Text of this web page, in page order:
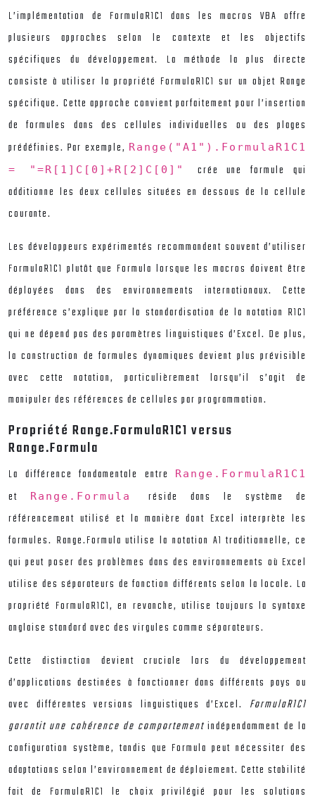
L’implémentation de FormulaR1C1 dans les macros VBA offre
plusieurs approches selon le contexte et les objectifs
spécifiques du développement. La méthode la plus directe
consiste à utiliser la propriété FormulaR1C1 sur un objet Range
spécifique. Cette approche convient parfaitement pour l’insertion
de formules dans des cellules individuelles ou des plages
prédéfinies. Par exemple, Range("A1").FormulaR1C1
= "=R[1]C[0]+R[2]C[0]" crée une formule qui
additionne les deux cellules situées en dessous de la cellule
courante.
Les développeurs expérimentés recommandent souvent d’utiliser
FormulaR1C1 plutôt que Formula lorsque les macros doivent être
déployées dans des environnements internationaux. Cette
préférence s’explique par la standardisation de la notation R1C1
qui ne dépend pas des paramètres linguistiques d’Excel. De plus,
la construction de formules dynamiques devient plus prévisible
avec cette notation, particulièrement lorsqu’il s’agit de
manipuler des références de cellules par programmation.
Propriété Range.FormulaR1C1 versus
Range.Formula
La différence fondamentale entre Range.FormulaR1C1
et Range.Formula réside dans le système de
référencement utilisé et la manière dont Excel interprète les
formules. Range.Formula utilise la notation A1 traditionnelle, ce
qui peut poser des problèmes dans des environnements où Excel
utilise des séparateurs de fonction différents selon la locale. La
propriété FormulaR1C1, en revanche, utilise toujours la syntaxe
anglaise standard avec des virgules comme séparateurs.
Cette distinction devient cruciale lors du développement
d’applications destinées à fonctionner dans différents pays ou
avec différentes versions linguistiques d’Excel. FormulaR1C1
garantit une cohérence de comportementindépendamment de la
configuration système, tandis que Formula peut nécessiter des
adaptations selon l’environnement de déploiement. Cette stabilité
fait de FormulaR1C1 le choix privilégié pour les solutions